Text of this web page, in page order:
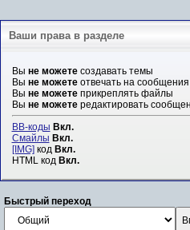
Ваши права в разделе
Вы не можетесоздавать темы
Вы не можетеотвечать на сообщения
Вы не можетеприкреплять файлы
Вы не можетередактировать
BB-коды Вкл.
Смайлы Вкл.
[IMG]код Вкл.
HTML код Вкл.
Быстрый переход